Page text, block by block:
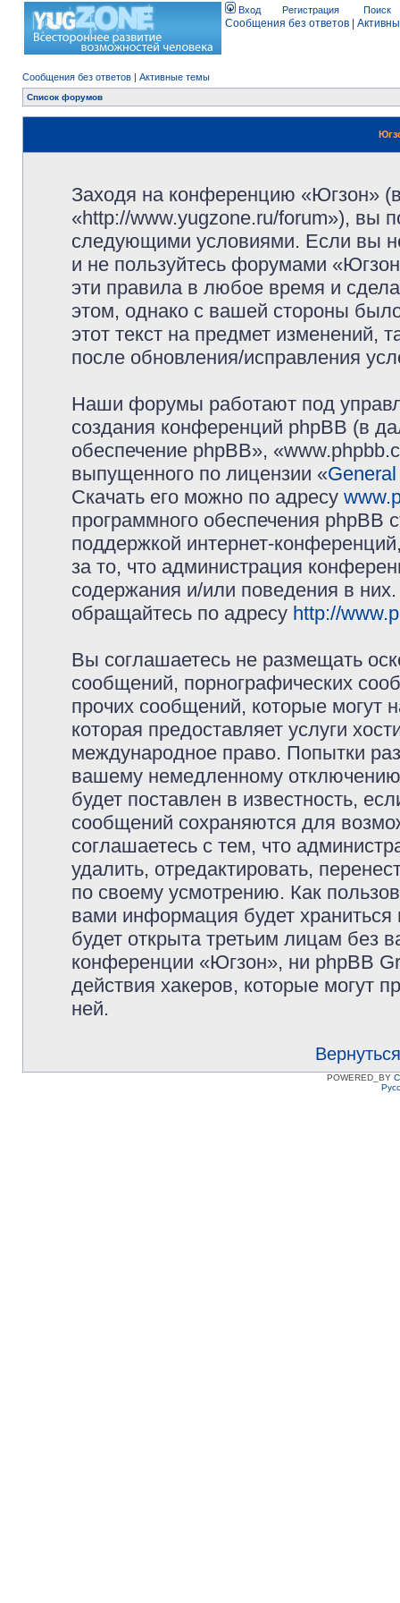
Вход Регистрация Поиск
Сообщения без ответов
Сообщения без ответов | Активные темы
Список форумов
Заходя на конференцию «Югзон»
«http://www.yugzone.ru/forum»), вы
следующими условиями. Если вы
и не пользуйтесь форумами
эти правила в любое время и
этом, однако с вашей стороны
этот текст на предмет изменений,
после обновления/исправления
Наши форумы работают под
создания конференций phpBB (в
обеспечение phpBB»,
выпущенного по лицензии «
Скачать его можно по адресу
программного обеспечения phpBB
поддержкой интернет-
за то, что администрация
содержания и/или поведения в
обращайтесь по адресу http://
Вы соглашаетесь не размещать
сообщений, порнографических
прочих сообщений, которые могут
которая предоставляет услуги
международное право. Попытки
вашему немедленному
будет поставлен в известность,
сообщений сохраняются для
соглашаетесь с тем, что
удалить, отредактировать,
по своему усмотрению. Как
вами информация будет
будет открыта третьим лицам без
конференции «Югзон», ни phpBB
действия хакеров, которые могут
ней.
POWERED_BY